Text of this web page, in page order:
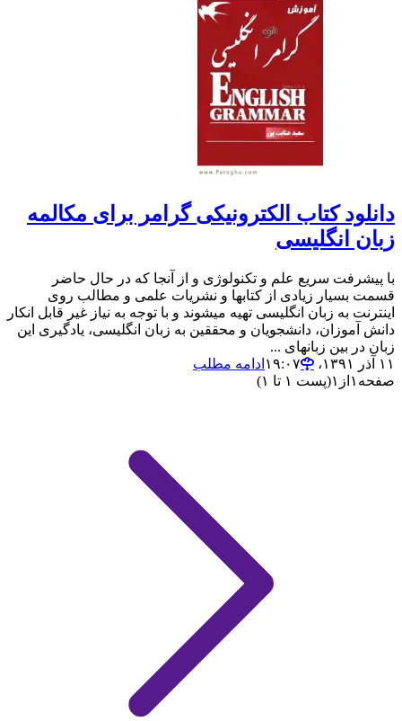
دانلود کتاب الکترونیکی گرامر برای مکالمه
زبان انگلیسی
با پیشرفت سریع علم و تکنولوژی و از آنجا که در حال حاضر
قسمت بسیار زیادی از کتابها و نشریات علمی و مطالب روی
اینترنت به زبان انگلیسی تهیه میشوند و با توجه به نیاز غیر قابل انکار
دانش آموزان، دانشجویان و محققین به زبان انگلیسی، یادگیری این
زبان در بین زبانهای ...
۱۱ آذر ۱۳۹۱،‏ ۱۹:۰۷
ادامه مطلب
صفحه ۱ از ۱(پست ۱ تا ۱)